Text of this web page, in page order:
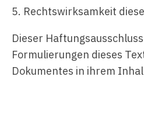
5. Rechtswirksamkeit
Dieser
Formulierungen dieses
Dokumentes in ihrem